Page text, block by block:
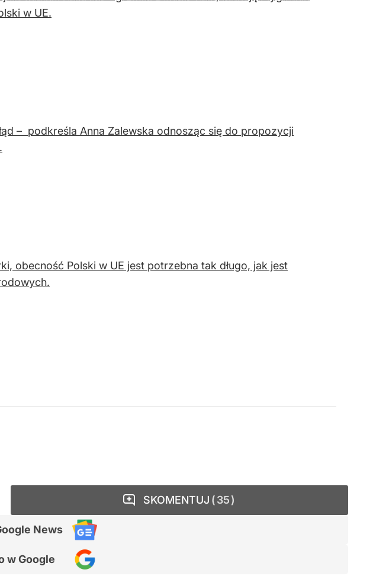
w UE.
– podkreśla Anna Zalewska odnosząc się do propozycji
obecność Polski w UE jest potrzebna tak długo, jak jest
News
w Google
SKOMENTUJ 35